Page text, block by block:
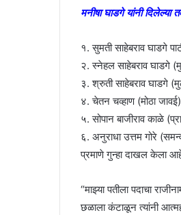
मनीषा घाडगे यांनी दिलेल्या
१. सुमती साहेबराव घाडगे
२. स्नेहल साहेबराव घाडगे
३. श्रुती साहेबराव घाडगे
४. चेतन चव्हाण (मोठा जावई)
५. सोपान बाजीराव काळे
६. अनुराधा उत्तम गोरे
प्रमाणे गुन्हा दाखल केला
“माझ्या पतीला पदाचा
छळाला कंटाळून त्यांनी